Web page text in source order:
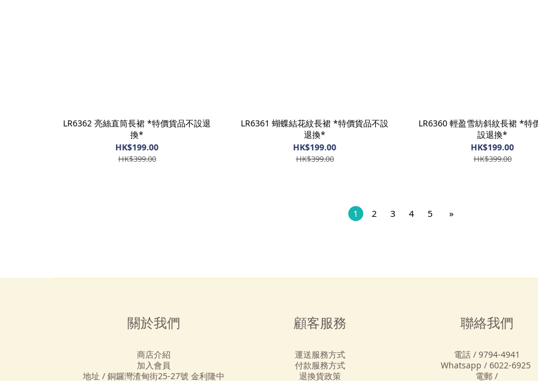
LR6362 亮絲直筒長裙 *特價貨品不設退
換*
HK$199.00
HK$399.00
LR6361 蝴蝶結花紋長裙 *特價貨品不設
退換*
HK$199.00
HK$399.00
LR6360 輕盈雪紡斜紋長裙 *特
設退換*
HK$199.00
HK$399.00
1 2 3 4 5 »
關於我們
商店介紹
加入會員
地址 / 銅鑼灣渣甸街25-27號 金利隆中
顧客服務
運送服務方式
付款服務方式
退換貨政策
聯絡我們
電話 / 9794-4941
Whatsapp / 6022-6925
電郵 /